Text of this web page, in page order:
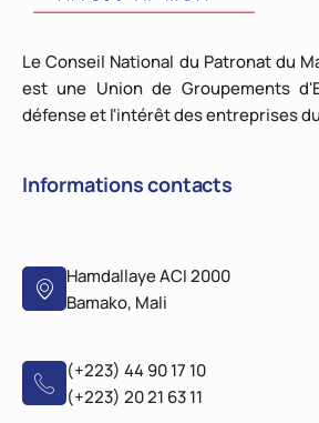
Le Conseil National du Patronat du
est une Union de Groupements
défense et l'intérêt des entreprises
Informations contacts
Hamdallaye ACI 2000
Bamako, Mali
(+223) 44 90 17 10
(+223) 20 21 63 11